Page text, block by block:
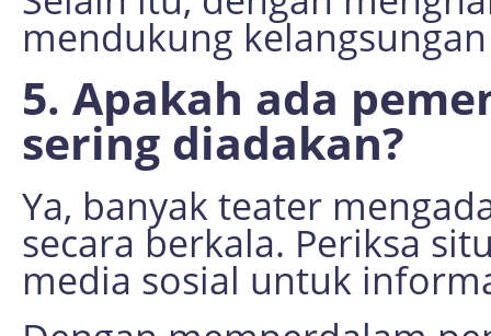
mendukung
5. Apakah ada
sering diadakan?
Ya, banyak teater
secara berkala. Periksa
media sosial untuk